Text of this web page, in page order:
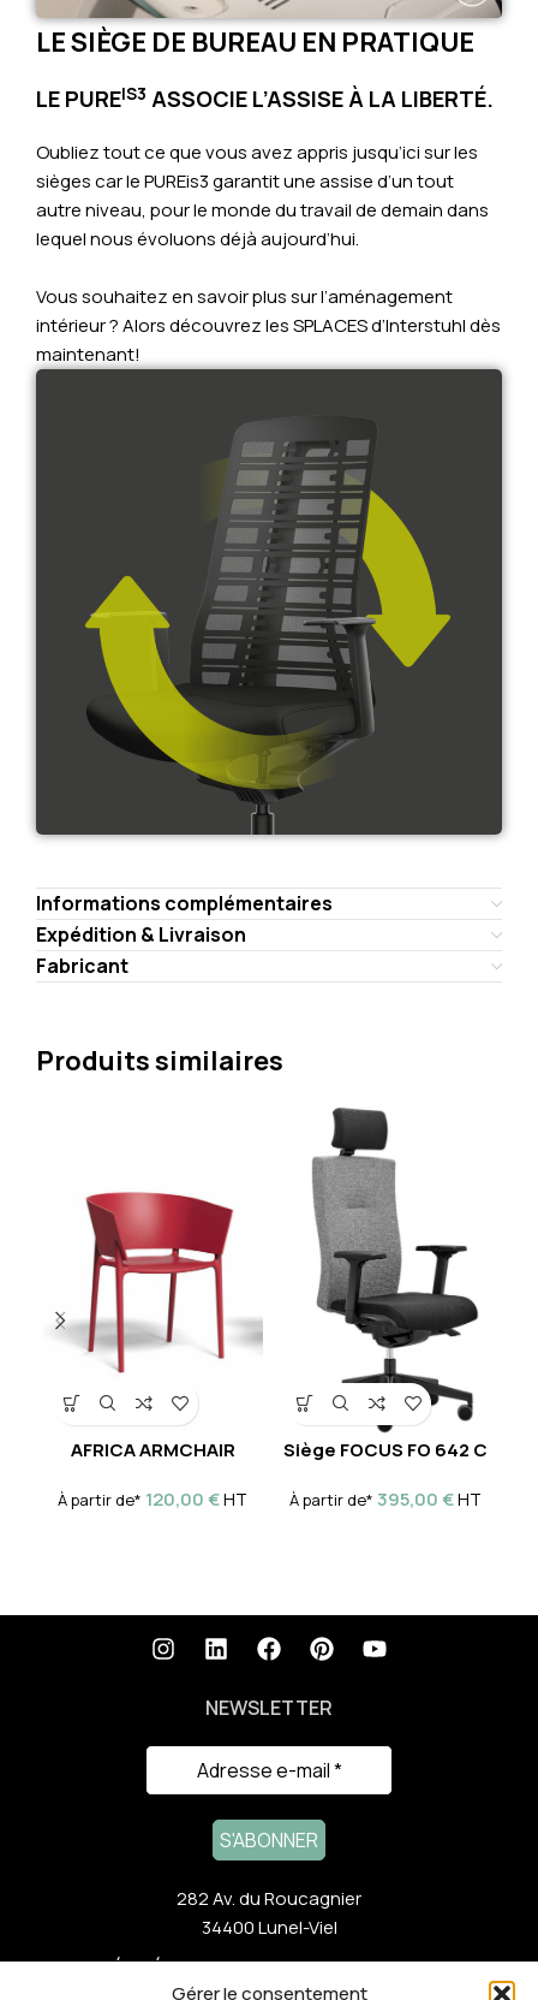
Gérer le consentement
LE SIÈGE DE BUREAU EN PRATIQUE
LE PUREIS3 ASSOCIE L’ASSISE À LA LIBERTÉ.
Oubliez tout ce que vous avez appris jusqu’ici sur les
sièges car le PUREis3 garantit une assise d’un tout
autre niveau, pour le monde du travail de demain dans
lequel nous évoluons déjà aujourd’hui.
Vous souhaitez en savoir plus sur l’aménagement
intérieur ? Alors découvrez les SPLACES d’Interstuhl dès
maintenant!
Informations complémentaires
Expédition & Livraison
Fabricant
Produits similaires
AFRICA ARMCHAIR
À partir de* 120,00€HT
Siège FOCUS FO 642 C
À partir de* 395,00€HT
NEWSLETTER
282 Av. du Roucagnier
34400 Lunel-Viel
ACTUALITÉS RÉCENTES